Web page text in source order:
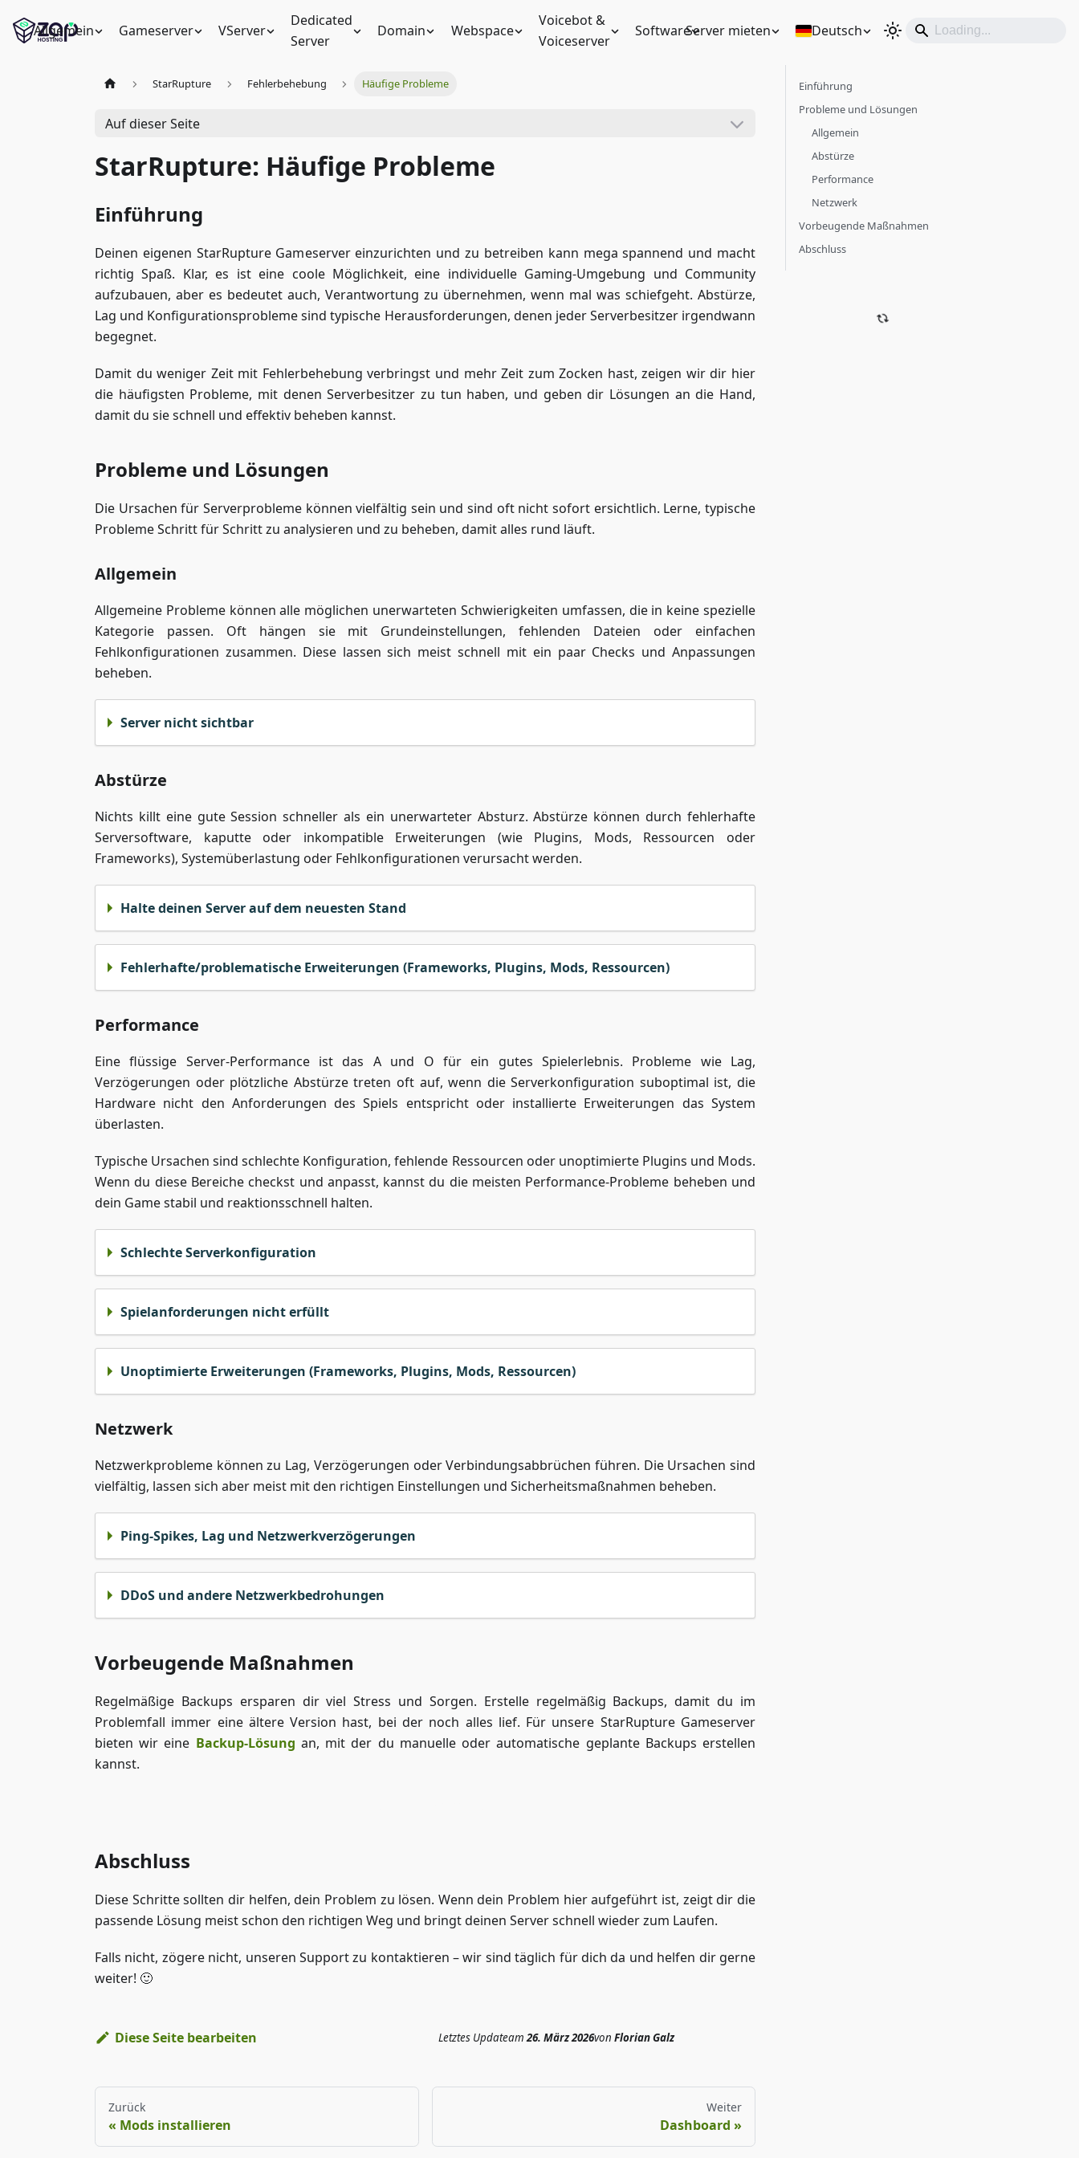
Allgemein Gameserver VServer
Dedicated
Server
Domain Webspace
Voicebot &
Voiceserver
SoftwareServer mieten Deutsch
StarRupture Fehlerbehebung Häufige Probleme
Auf dieser Seite
StarRupture: Häufige Probleme
Einführung
Deinen eigenen StarRupture Gameserver einzurichten und zu betreiben kann mega spannend und macht
richtig Spaß. Klar, es ist eine coole Möglichkeit, eine individuelle Gaming-Umgebung und Community
aufzubauen, aber es bedeutet auch, Verantwortung zu übernehmen, wenn mal was schiefgeht. Abstürze,
Lag und Konfigurationsprobleme sind typische Herausforderungen, denen jeder Serverbesitzer irgendwann
begegnet.
Damit du weniger Zeit mit Fehlerbehebung verbringst und mehr Zeit zum Zocken hast, zeigen wir dir hier
die häufigsten Probleme, mit denen Serverbesitzer zu tun haben, und geben dir Lösungen an die Hand,
damit du sie schnell und effektiv beheben kannst.
Probleme und Lösungen
Die Ursachen für Serverprobleme können vielfältig sein und sind oft nicht sofort ersichtlich. Lerne, typische
Probleme Schritt für Schritt zu analysieren und zu beheben, damit alles rund läuft.
Allgemein
Allgemeine Probleme können alle möglichen unerwarteten Schwierigkeiten umfassen, die in keine spezielle
Kategorie passen. Oft hängen sie mit Grundeinstellungen, fehlenden Dateien oder einfachen
Fehlkonfigurationen zusammen. Diese lassen sich meist schnell mit ein paar Checks und Anpassungen
beheben.
Server nicht sichtbar
Abstürze
Nichts killt eine gute Session schneller als ein unerwarteter Absturz. Abstürze können durch fehlerhafte
Serversoftware, kaputte oder inkompatible Erweiterungen (wie Plugins, Mods, Ressourcen oder
Frameworks), Systemüberlastung oder Fehlkonfigurationen verursacht werden.
Halte deinen Server auf dem neuesten Stand
Fehlerhafte/problematische Erweiterungen (Frameworks, Plugins, Mods, Ressourcen)
Performance
Eine flüssige Server-Performance ist das A und O für ein gutes Spielerlebnis. Probleme wie Lag,
Verzögerungen oder plötzliche Abstürze treten oft auf, wenn die Serverkonfiguration suboptimal ist, die
Hardware nicht den Anforderungen des Spiels entspricht oder installierte Erweiterungen das System
überlasten.
Typische Ursachen sind schlechte Konfiguration, fehlende Ressourcen oder unoptimierte Plugins und Mods.
Wenn du diese Bereiche checkst und anpasst, kannst du die meisten Performance-Probleme beheben und
dein Game stabil und reaktionsschnell halten.
Schlechte Serverkonfiguration
Spielanforderungen nicht erfüllt
Unoptimierte Erweiterungen (Frameworks, Plugins, Mods, Ressourcen)
Netzwerk
Netzwerkprobleme können zu Lag, Verzögerungen oder Verbindungsabbrüchen führen. Die Ursachen sind
vielfältig, lassen sich aber meist mit den richtigen Einstellungen und Sicherheitsmaßnahmen beheben.
Ping-Spikes, Lag und Netzwerkverzögerungen
DDoS und andere Netzwerkbedrohungen
Vorbeugende Maßnahmen
Regelmäßige Backups ersparen dir viel Stress und Sorgen. Erstelle regelmäßig Backups, damit du im
Problemfall immer eine ältere Version hast, bei der noch alles lief. Für unsere StarRupture Gameserver
bieten wir eine Backup-Lösung an, mit der du manuelle oder automatische geplante Backups erstellen
kannst.
Abschluss
Diese Schritte sollten dir helfen, dein Problem zu lösen. Wenn dein Problem hier aufgeführt ist, zeigt dir die
passende Lösung meist schon den richtigen Weg und bringt deinen Server schnell wieder zum Laufen.
Falls nicht, zögere nicht, unseren Support zu kontaktieren – wir sind täglich für dich da und helfen dir gerne
weiter! 🙂
Diese Seite bearbeiten Letztes Updateam26. März 2026von Florian Galz
Zurück
Mods installieren
Weiter
Dashboard
Einführung
Probleme und Lösungen
Allgemein
Abstürze
Performance
Netzwerk
Vorbeugende Maßnahmen
Abschluss